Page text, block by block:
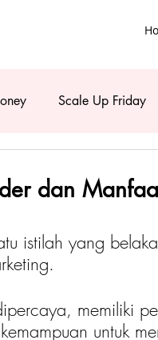
Scale Up Friday
dan
istilah yang
memiliki
untuk